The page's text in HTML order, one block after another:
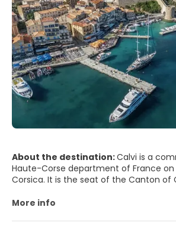
About the destination:Calvi is a
Haute-Corse department of France
Corsica. It is the seat of the Canton of
More info